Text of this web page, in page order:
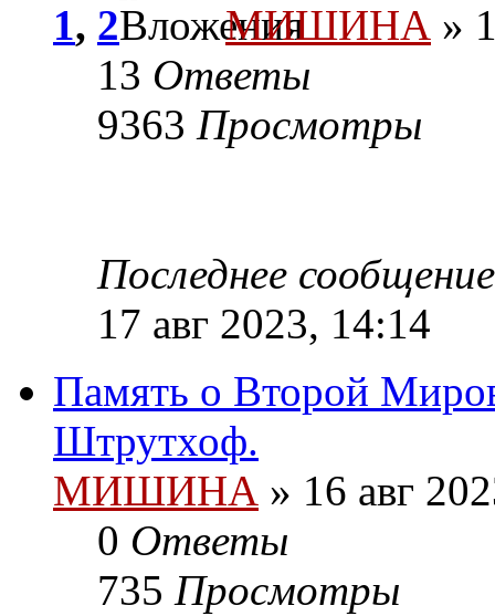
1, 2 МИШИНА »
13 Ответы
9363 Просмотры
Последнее
17 авг 2023, 14:14
Память о Второй
Штрутхоф.
МИШИНА » 16 авг
0 Ответы
735 Просмотры